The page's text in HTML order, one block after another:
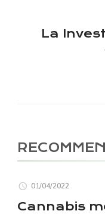
La
01/04/2022
Cannabis